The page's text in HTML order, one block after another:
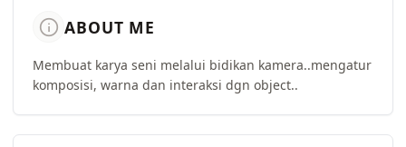
info ABOUT ME
Membuat karya seni melalui bidikan kamera..mengatur
komposisi, warna dan interaksi dgn object..